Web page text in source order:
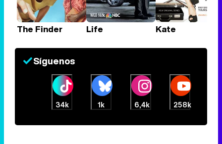
The Finder Life Kate
Síguenos
34k 1k 6,4k 258k